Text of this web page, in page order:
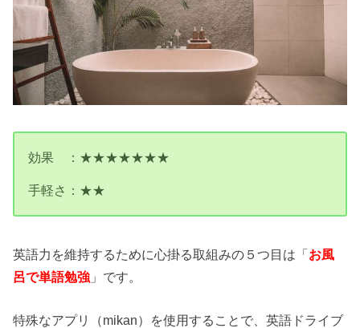
効果 ：★★★★★★★
手軽さ：★★
英語力を維持するために心掛る取組みの５つ目は「お風
呂で単語勉強 」です。
特殊なアプリ（mikan）を使用することで、英語ドライブ